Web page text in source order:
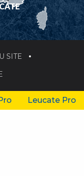
SITE
Leucate Pro